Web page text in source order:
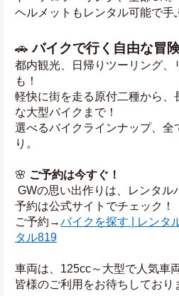
ヘルメットもレンタル可能で手
🚗 バイクで行く自由な冒険
都内観光、日帰りツーリング、
も！
軽快に街を走る原付二種から、
な大型バイクまで！
選べるバイクラインナップ、全
り。
🌸 ご予約は今すぐ！
予約は公式サイトでチェック！
ご予約→バイクを探す | レンタ
タル819
車両は、125cc～大型で人気車
皆様のご利用をお待ちしており